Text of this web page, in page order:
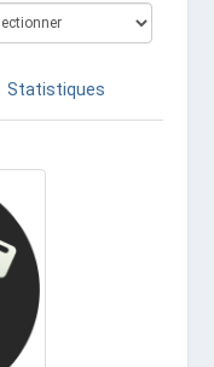
Statistiques